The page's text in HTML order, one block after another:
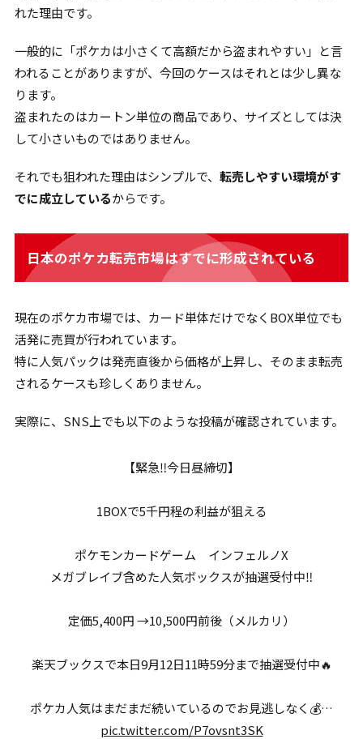
れた理由です。
一般的に「ポケカは小さくて高額だから盗まれやすい」と言
われることがありますが、今回のケースはそれとは少し異な
ります。
盗まれたのはカートン単位の商品であり、サイズとしては決
して小さいものではありません。
それでも狙われた理由はシンプルで、 転売しやすい環境がす
でに成立しているからです。
日本のポケカ転売市場はすでに形成されている
現在のポケカ市場では、カード単体だけでなくBOX単位でも
活発に売買が行われています。
特に人気パックは発売直後から価格が上昇し、そのまま転売
されるケースも珍しくありません。
実際に、SNS上でも以下のような投稿が確認されています。
【緊急‼今日昼締切】
1BOXで5千円程の利益が狙える
ポケモンカードゲーム インフェルノX
メガブレイブ含めた人気ボックスが抽選受付中‼
定価5,400円 →10,500円前後（メルカリ）
楽天ブックスで本日9月12日11時59分まで抽選受付中🔥
ポケカ人気はまだまだ続いているのでお見逃しなく💰…
pic.twitter.com/P7ovsnt3SK